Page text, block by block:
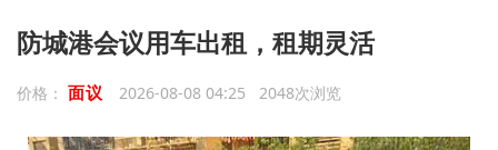
防城港会议用车出租，租期灵活
价格： 面议 2026-08-08 04:25 2048次浏览